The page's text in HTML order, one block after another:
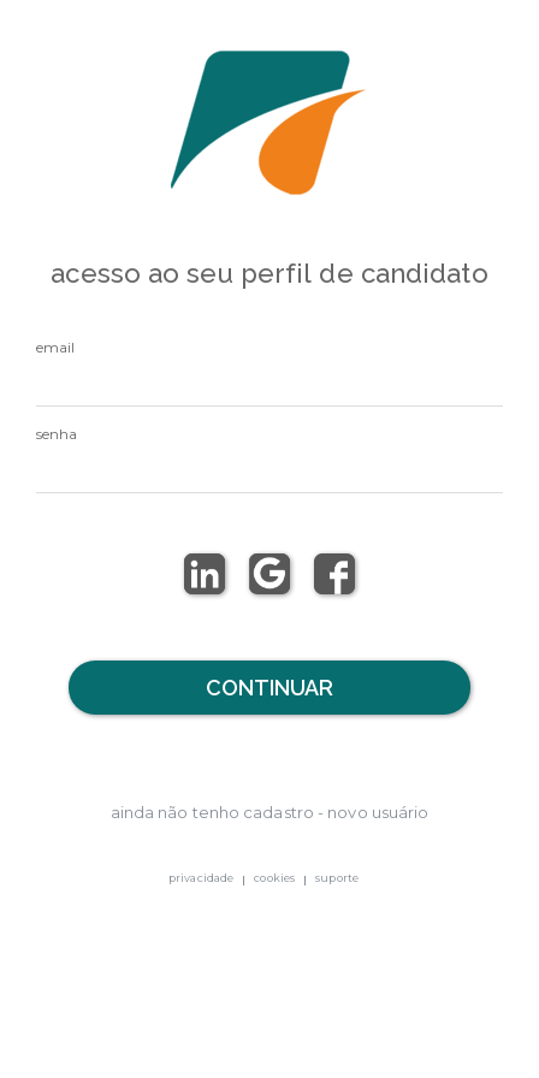
acesso ao seu perfil de candidato
email
senha
CONTINUAR
ainda não tenho cadastro - novo usuário
privacidade cookies suporte